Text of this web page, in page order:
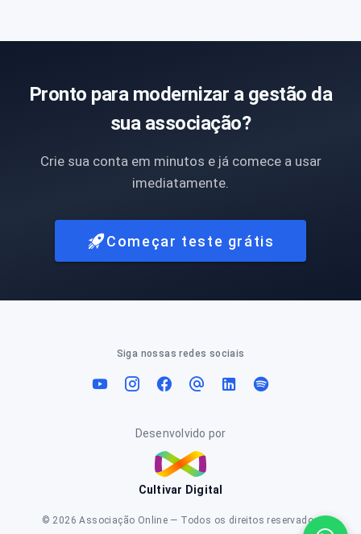
Pronto para modernizar a gestão da
sua associação?
Crie sua conta em minutos e já comece a usar
imediatamente.
Começar teste grátis
Siga nossas redes sociais
Desenvolvido por
Cultivar Digital
© 2026 Associação Online — Todos os direitos reservados